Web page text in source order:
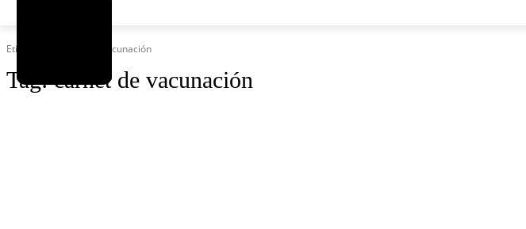
Etiquetas Carnet de vacunación
Tag:carnet de vacunación